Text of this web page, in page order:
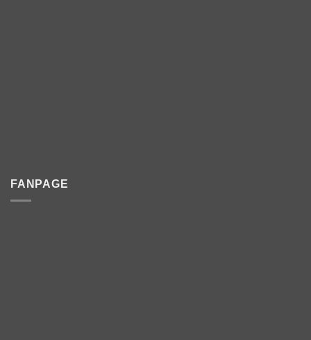
FANPAGE